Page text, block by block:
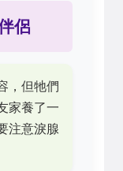
侶
，但牠們
家養了一
注意淚腺